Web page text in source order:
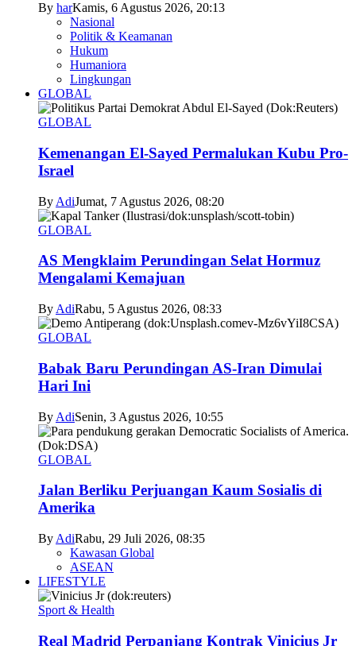
By harKamis, 6 Agustus 2026, 20:13
Nasional
Politik & Keamanan
Hukum
Humaniora
Lingkungan
GLOBAL
GLOBAL
Kemenangan El-Sayed Permalukan Kubu Pro-
Israel
By AdiJumat, 7 Agustus 2026, 08:20
GLOBAL
AS Mengklaim Perundingan Selat Hormuz
Mengalami Kemajuan
By AdiRabu, 5 Agustus 2026, 08:33
GLOBAL
Babak Baru Perundingan AS-Iran Dimulai
Hari Ini
By AdiSenin, 3 Agustus 2026, 10:55
GLOBAL
Jalan Berliku Perjuangan Kaum Sosialis di
Amerika
By AdiRabu, 29 Juli 2026, 08:35
Kawasan Global
ASEAN
LIFESTYLE
Sport & Health
Real Madrid Perpanjang Kontrak Vinicius Jr